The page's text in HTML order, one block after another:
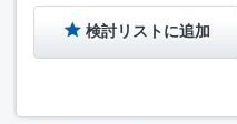
検討リストに追加